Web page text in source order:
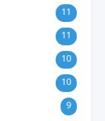
11
11
10
10
9